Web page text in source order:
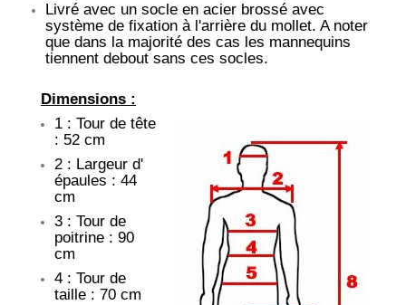
Livré avec un socle en acier brossé avec
système de fixation à l'arrière du mollet. A noter
que dans la majorité des cas les mannequins
tiennent debout sans ces socles.
Dimensions :
1 : Tour de tête
: 52 cm
2 : Largeur d'
épaules : 44
cm
3 : Tour de
poitrine : 90
cm
4 : Tour de
taille : 70 cm